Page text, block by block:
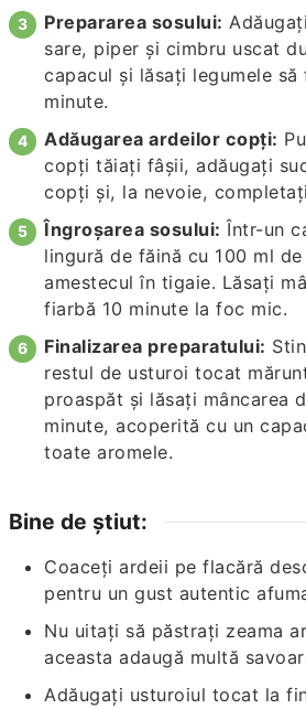
Prepararea sosului:
sare, piper și cimbru uscat
capacul și lăsați legumele să
minute.
Adăugarea ardeilor copți:
copți tăiați fâșii, adăugați
copți și, la nevoie,
Îngroșarea sosului: Într-un
lingură de făină cu 100 ml
amestecul în tigaie. Lăsați
fiarbă 10 minute la foc mic.
Finalizarea preparatului:
restul de usturoi tocat
proaspăt și lăsați mâncarea
minute, acoperită cu un
toate aromele.
Bine de știut:
Coaceți ardeii pe flacără
pentru un gust autentic
Nu uitați să păstrați zeama
aceasta adaugă multă
Adăugați usturoiul tocat la